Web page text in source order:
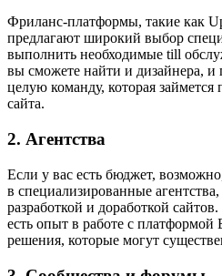
Фриланс-платформы, такие как
предлагают широкий выбор
выполнить необходимые till
вы сможете найти и дизайнера, и
целую команду, которая
сайта.
2. Агентства
Если у вас есть бюджет,
в специализированные
разработкой и доработкой
есть опыт в работе с платформой
решения, которые могут